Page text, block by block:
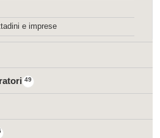
e imprese
49